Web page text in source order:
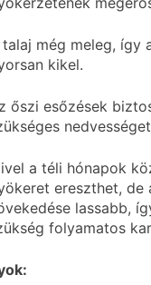
még meleg, így
kikel.
őszi esőzések
a téli hónapok
ereszthet, de
lassabb,
folyamatos